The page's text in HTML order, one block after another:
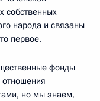
собственных
народа и связаны
первое.
фонды
но мы знаем,